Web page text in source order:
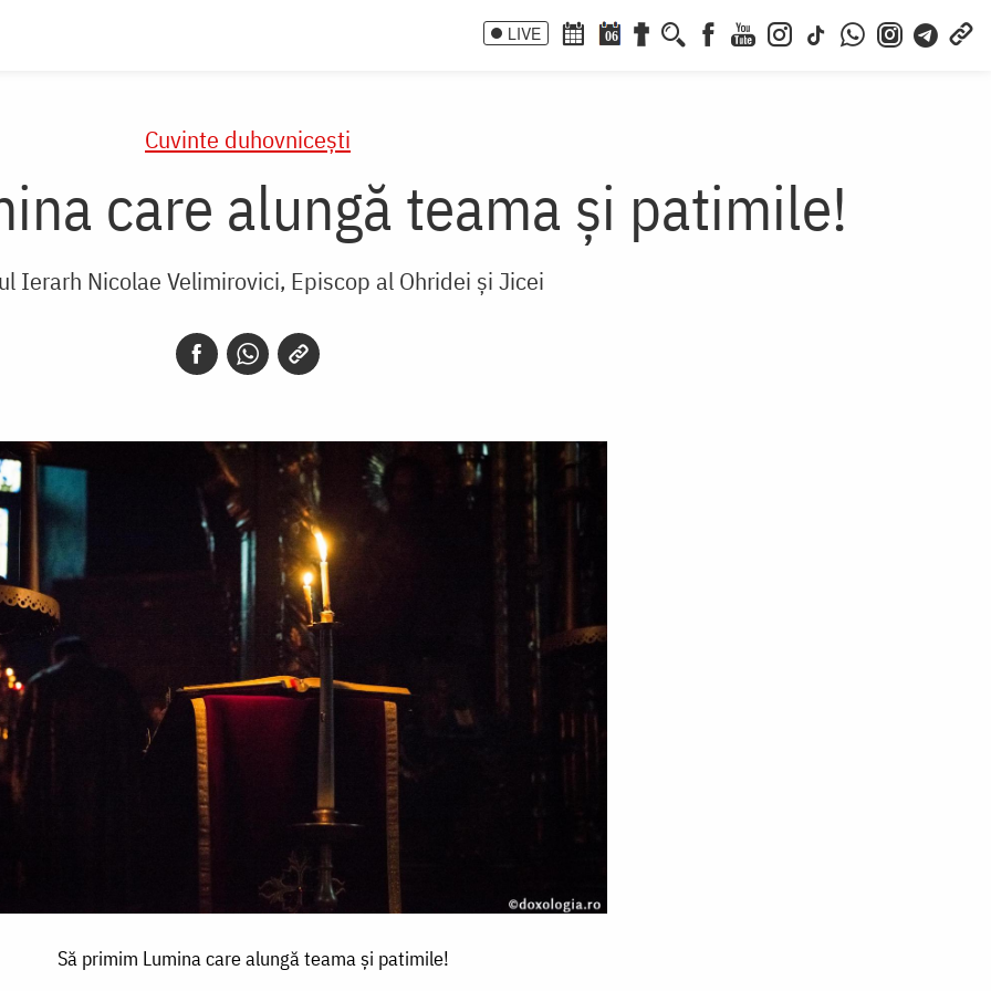
LIVE 06
Cuvinte duhovnicești
care alungă teama și patimile!
Ierarh Nicolae Velimirovici, Episcop al Ohridei și Jicei
Să primim Lumina care alungă teama și patimile!